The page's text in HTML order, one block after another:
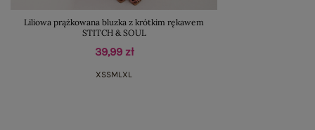
Liliowa prążkowana bluzka z krótkim rękawem
STITCH & SOUL
39,99 zł
XSSML XL